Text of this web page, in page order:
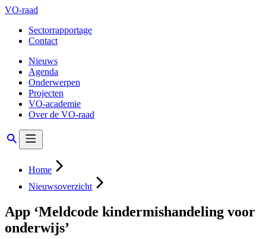
VO-raad
Sectorrapportage
Contact
Nieuws
Agenda
Onderwerpen
Projecten
VO-academie
Over de VO-raad
Home
Nieuwsoverzicht
App ‘Meldcode kindermishandeling voor
onderwijs’